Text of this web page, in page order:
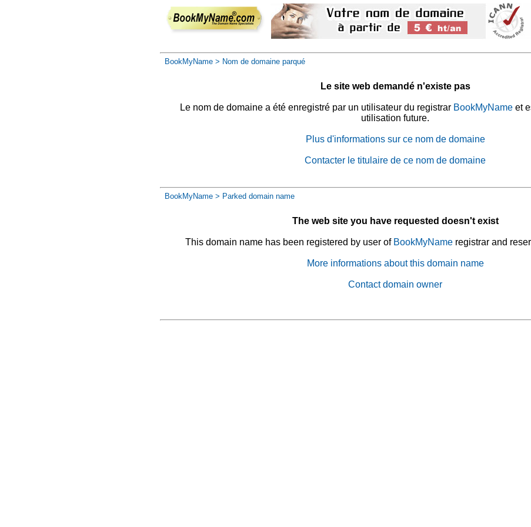
BookMyName > Nom de domaine parqué
Le site web demandé n'existe pas
Le nom de domaine a été enregistré par un utilisateur du registrar BookMyName et
utilisation future.
Plus d'informations sur ce nom de domaine
Contacter le titulaire de ce nom de domaine
BookMyName > Parked domain name
The web site you have requested doesn't exist
This domain name has been registered by user of BookMyName registrar and
More informations about this domain name
Contact domain owner